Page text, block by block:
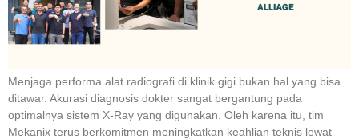
Menjaga performa alat radiografi di klinik gigi bukan hal yang bisa
ditawar. Akurasi diagnosis dokter sangat bergantung pada
optimalnya sistem X-Ray yang digunakan. Oleh karena itu, tim
Mekanix terus berkomitmen meningkatkan keahlian teknis lewat